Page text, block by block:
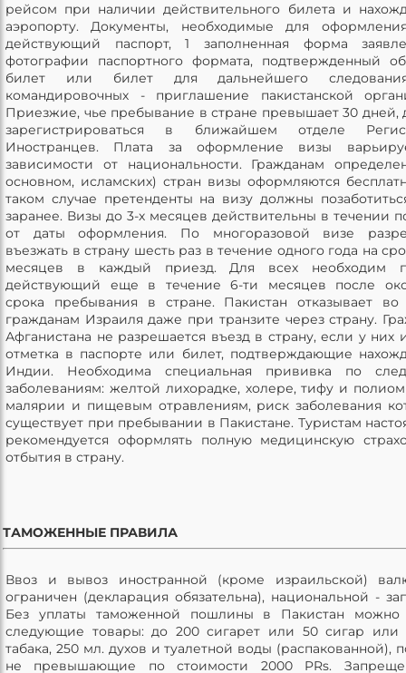
рейсом при наличии действительного билета и
аэропорту. Документы, необходимые для
действующий паспорт, 1 заполненная форма
фотографии паспортного формата, подтвержденный
билет или билет для дальнейшего
командировочных - приглашение пакистанской
Приезжие, чье пребывание в стране превышает 30 дней,
зарегистрироваться в ближайшем отделе
Иностранцев. Плата за оформление визы
зависимости от национальности. Гражданам
основном, исламских) стран визы оформляются
таком случае претенденты на визу должны
заранее. Визы до 3-х месяцев действительны в течении
от даты оформления. По многоразовой визе
въезжать в страну шесть раз в течение одного года на
месяцев в каждый приезд. Для всех необходим
действующий еще в течение 6-ти месяцев после
срока пребывания в стране. Пакистан отказывает во
гражданам Израиля даже при транзите через страну.
Афганистана не разрешается въезд в страну, если у них
отметка в паспорте или билет, подтверждающие
Индии. Необходима специальная прививка по
заболеваниям: желтой лихорадке, холере, тифу и
малярии и пищевым отравлениям, риск заболевания
существует при пребывании в Пакистане. Туристам
рекомендуется оформлять полную медицинскую
отбытия в страну.
ТАМОЖЕННЫЕ ПРАВИЛА
Ввоз и вывоз иностранной (кроме израильской)
ограничен (декларация обязательна), национальной -
Без уплаты таможенной пошлины в Пакистан можно
следующие товары: до 200 сигарет или 50 сигар или
табака, 250 мл. духов и туалетной воды (распакованной),
не превышающие по стоимости 2000 PRs.